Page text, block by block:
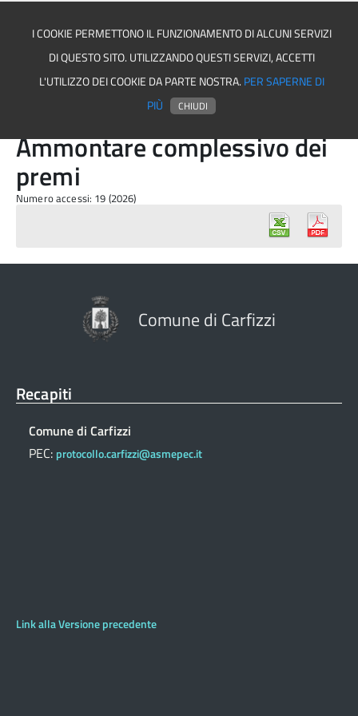
Comune di Carfizzi
Ammontare complessivo dei
premi
Numero accessi: 19 (2026)
Comune di Carfizzi
Recapiti
Comune di Carfizzi
PEC: protocollo.carfizzi@asmepec.it
Link alla Versione precedente
I COOKIE PERMETTONO IL FUNZIONAMENTO DI ALCUNI SERVIZI
DI QUESTO SITO. UTILIZZANDO QUESTI SERVIZI, ACCETTI
L'UTILIZZO DEI COOKIE DA PARTE NOSTRA. PER SAPERNE DI
PIÙ
CHIUDI